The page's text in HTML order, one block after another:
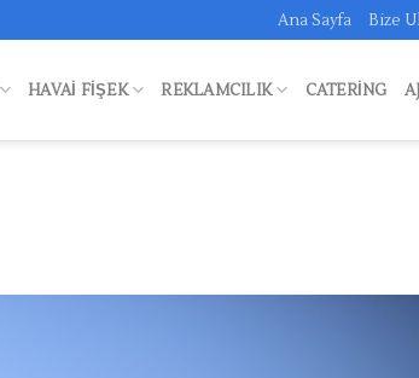
Ana Sayfa Bize
HAVAI FIŞEK REKLAMCILIK CATERING